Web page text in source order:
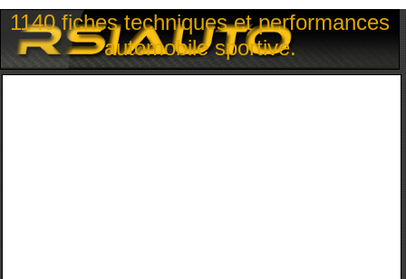
1140 fiches techniques et performances
automobile sportive.